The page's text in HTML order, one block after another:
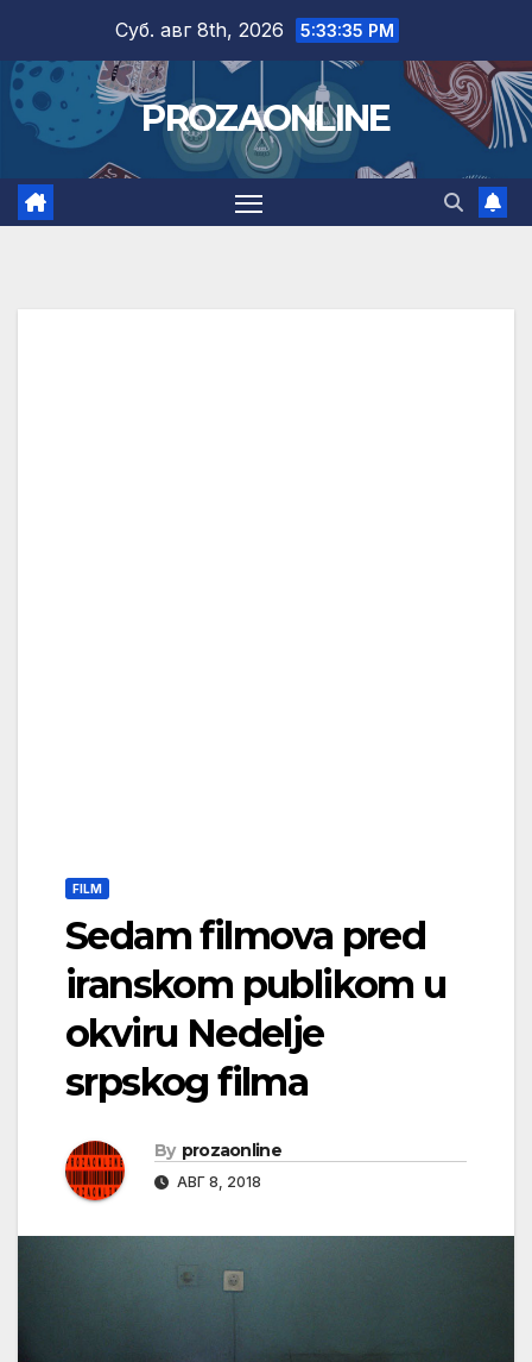
content
Суб. авг 8th, 2026 5:33:36 PM
PROZAONLINE
FILM
Sedam filmova pred
iranskom publikom u
okviru Nedelje
srpskog filma
By prozaonline
АВГ 8, 2018